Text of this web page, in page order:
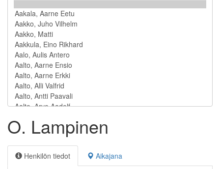
O. Lampinen
Henkilön tiedot Aikajana